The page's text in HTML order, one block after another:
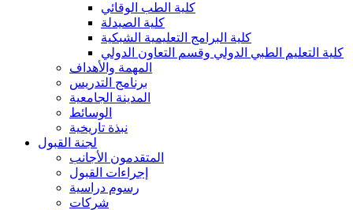
كلية الطب الوقائي
كلية الصيدلة
كلية البرامج التعليمية الشبكية
كلية التعليم الطبي الدولي وقسم التعاون الدولي
المهمة والأهداف
برنامج التدريس
المدينة الجامعية
الوسائط
نبذة تاريخية
لجنة القبول
المتقدمون الأجانب
إجراءات القبول
رسوم دراسية
شركات